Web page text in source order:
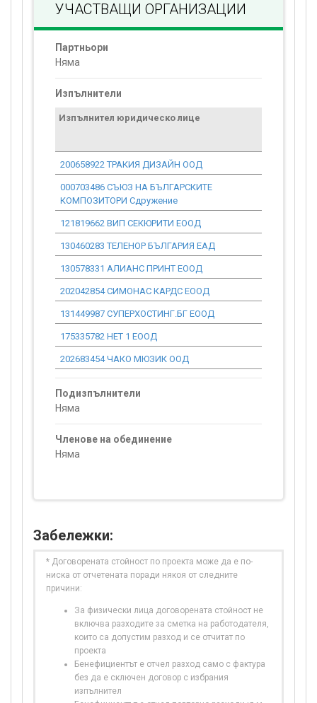
УЧАСТВАЩИ ОРГАНИЗАЦИИ
Партньори
Няма
Изпълнители
Изпълнител юридическо лице
200658922 ТРАКИЯ ДИЗАЙН ООД
000703486 СЪЮЗ НА БЪЛГАРСКИТЕ
КОМПОЗИТОРИ Сдружение
121819662 ВИП СЕКЮРИТИ ЕООД
130460283 ТЕЛЕНОР БЪЛГАРИЯ ЕАД
130578331 АЛИАНС ПРИНТ ЕООД
202042854 СИМОНАС КАРДС ЕООД
131449987 СУПЕРХОСТИНГ.БГ ЕООД
175335782 НЕТ 1 ЕООД
202683454 ЧАКО МЮЗИК ООД
Подизпълнители
Няма
Членове на обединение
Няма
Забележки:
* Договорената стойност по проекта може да е по-
ниска от отчетената поради някоя от следните
причини:
За физически лица договорената стойност не
включва разходите за сметка на работодателя,
които са допустим разход и се отчитат по
проекта
Бенефициентът е отчел разход само с фактура
без да е сключен договор с избрания
изпълнител